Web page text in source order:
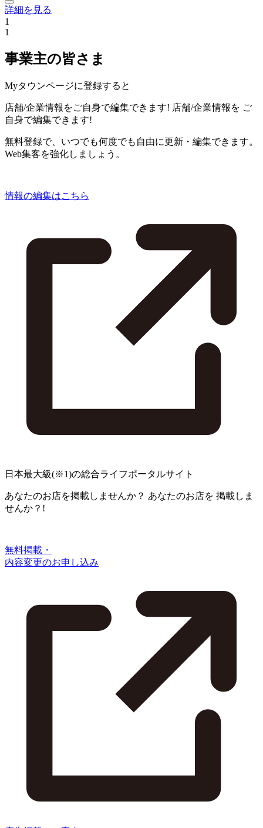
詳細を見る
1
1
事業主の皆さま
Myタウンページに登録すると
店舗/企業情報をご自身で編集できます! 店舗/企業情報を ご
自身で編集できます!
無料登録で、いつでも何度でも自由に更新・編集できます。
Web集客を強化しましょう。
情報の編集はこちら
日本最大級(※1)の総合ライフポータルサイト
あなたのお店を掲載しませんか？ あなたのお店を 掲載しま
せんか？!
無料掲載・
内容変更のお申し込み